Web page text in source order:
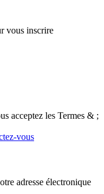
vous inscrire
acceptez les Termes & ;
vous
adresse électronique